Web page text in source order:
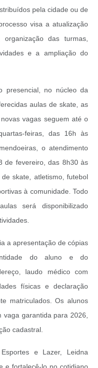
pela cidade ou de
visa a atualização
das turmas,
e a ampliação do
presencial, no núcleo da
aulas de skate, as
vagas seguem até o
feiras, das 16h às
o atendimento
de fevereiro, das 8h30 às
skate, atletismo, futebol
à comunidade. Todo
será disponibilizado
a apresentação de cópias
do aluno e do
laudo médico com
físicas e declaração
matriculados. Os alunos
vaga garantida para 2026,
cadastral.
e Lazer, Leidna